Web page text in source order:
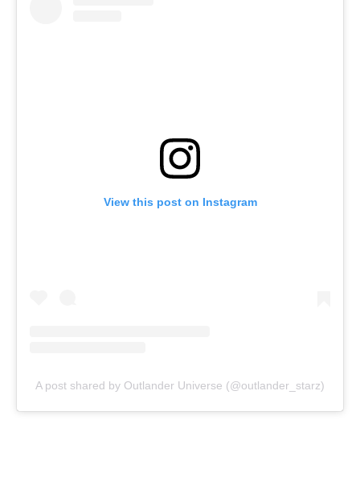
View this post on Instagram
A post shared by Outlander Universe (@outlander_starz)